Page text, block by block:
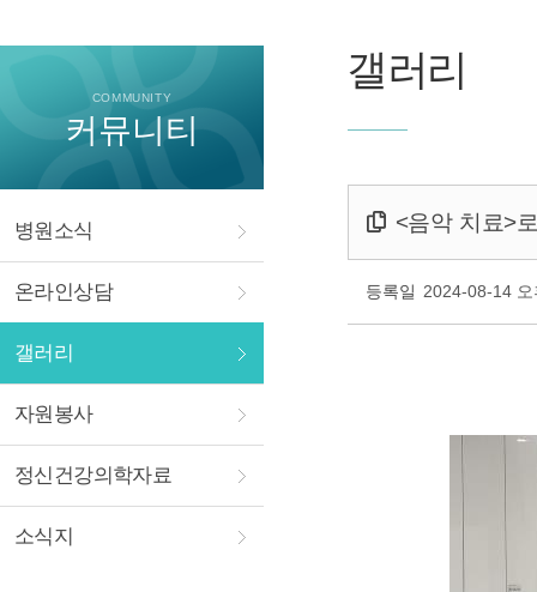
COMMUNITY
커뮤니티
병원소식
온라인상담
갤러리
자원봉사
정신건강의학자료
소식지
갤러리
<음악 치료>
등록일 2024-08-14